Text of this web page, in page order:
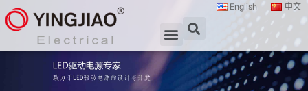
English 中文